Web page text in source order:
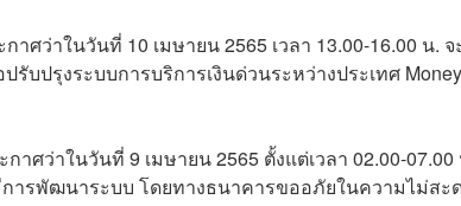
าศว่าในวันที่ 10 เมษายน 2565 เวลา 13.00-16.00 น.
รับปรุงระบบการบริการเงินด่วนระหว่างประเทศ
าศว่าในวันที่ 9 เมษายน 2565 ตั้งแต่เวลา 02.00-
การพัฒนาระบบ โดยทางธนาคารขออภัยในความไม่ส